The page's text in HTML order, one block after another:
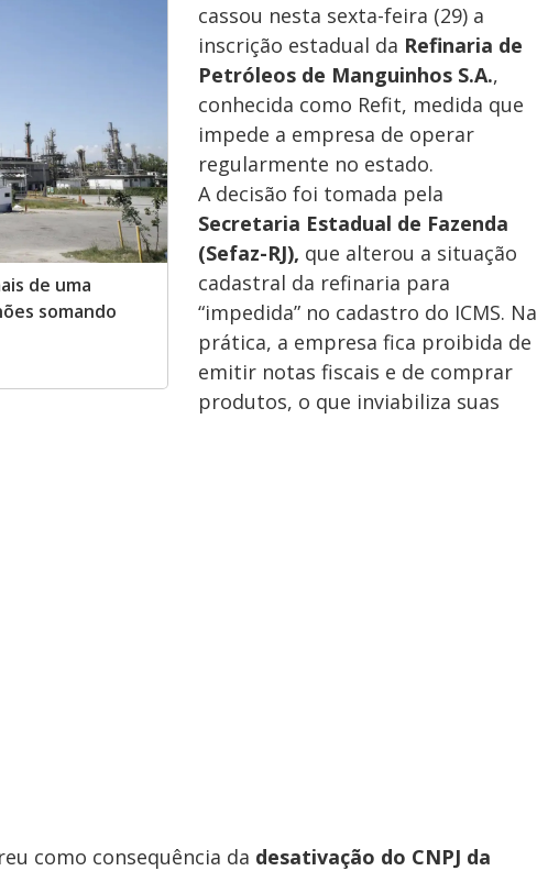
de uma
somando
cassou nesta sexta-feira (29) a
inscrição estadual da Refinaria de
Petróleos de Manguinhos S.A.,
conhecida como Refit, medida que
impede a empresa de operar
regularmente no estado.
A decisão foi tomada pela
Secretaria Estadual de Fazenda
(Sefaz-RJ), que alterou a situação
cadastral da refinaria para
“impedida” no cadastro do ICMS. Na
prática, a empresa fica proibida de
emitir notas fiscais e de comprar
produtos, o que inviabiliza suas
como consequência da desativação do CNPJ da